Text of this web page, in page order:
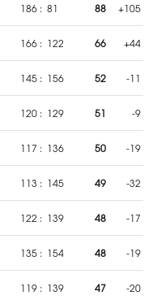
186 : 81 88 +105
166 : 122 66 +44
145 : 156 52 -11
120 : 129 51 -9
117 : 136 50 -19
113 : 145 49 -32
122 : 139 48 -17
135 : 154 48 -19
119 : 139 47 -20